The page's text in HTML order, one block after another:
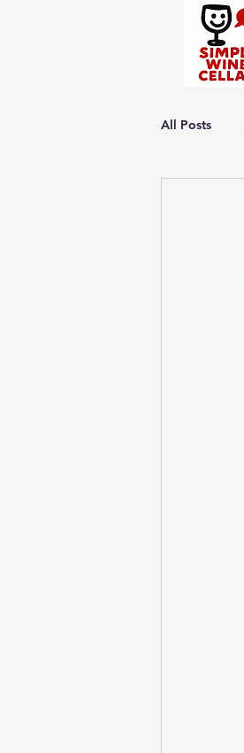
All Posts